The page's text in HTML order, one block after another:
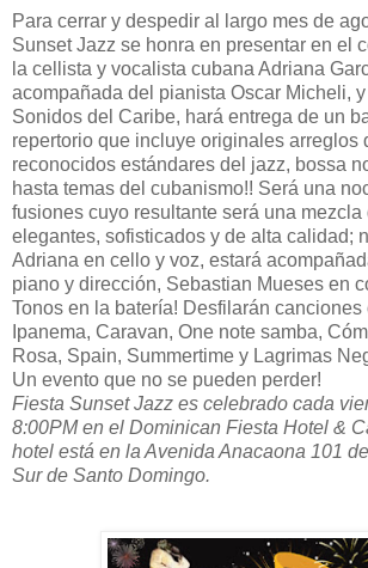
Para cerrar y despedir al largo mes de
Sunset Jazz se honra en presentar en el
la cellista y vocalista cubana Adriana
acompañada del pianista Oscar Micheli,
Sonidos del Caribe, hará entrega de un
repertorio que incluye originales arreglos
reconocidos estándares del jazz, bossa
hasta temas del cubanismo!! Será una
fusiones cuyo resultante será una mezcla
elegantes, sofisticados y de alta calidad;
Adriana en cello y voz, estará
piano y dirección, Sebastian Mueses en
Tonos en la batería! Desfilarán
Ipanema, Caravan, One note samba,
Rosa, Spain, Summertime y Lagrimas
Un evento que no se pueden perder!
Fiesta Sunset Jazz es celebrado cada
8:00PM en el Dominican Fiesta Hotel &
hotel está en la Avenida Anacaona 101
Sur de Santo Domingo.